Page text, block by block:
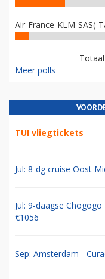
Air-France-KLM-SAS(-
Meer polls
TUI vliegtickets
Jul: 8-dg cruise Oost
Jul: 9-daagse
€1056
Sep: Amsterdam -